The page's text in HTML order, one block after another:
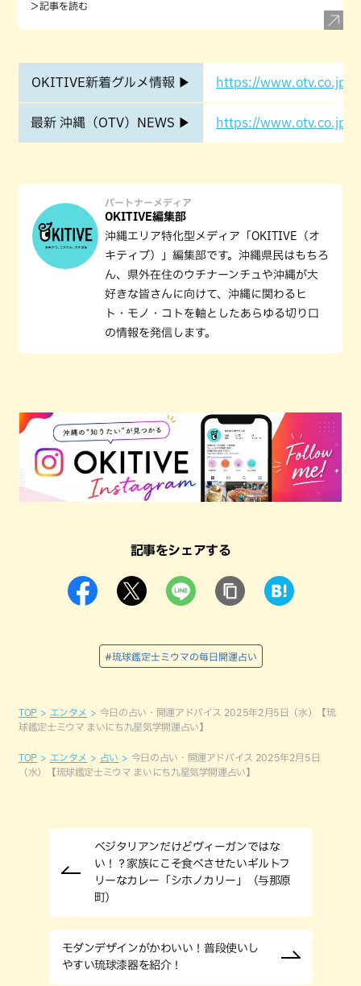
＞記事を読む
OKITIVE新着グルメ情報 ▶ https://www.otv.co.jp/
最新 沖縄（OTV）NEWS ▶ https://www.otv.co.jp/
パートナーメディア
OKITIVE編集部
沖縄エリア特化型メディア「OKITIVE（オ
キティブ）」編集部です。沖縄県民はもちろ
ん、県外在住のウチナーンチュや沖縄が大
好きな皆さんに向けて、沖縄に関わるヒ
ト・モノ・コトを軸としたあらゆる切り口
の情報を発信します。
記事をシェアする
#琉球鑑定士ミウマの毎日開運占い
TOP エンタメ
今日の占い・開運アドバイス 2025年2月5日（水）【琉
球鑑定士ミウマ まいにち九星気学開運占い】
TOP エンタメ 占い
今日の占い・開運アドバイス 2025年2月5日
（水）【琉球鑑定士ミウマ まいにち九星気学開運占い】
ベジタリアンだけどヴィーガンではな
い！？家族にこそ食べさせたいギルトフ
リーなカレー「シホノカリー」（与那原
町）
モダンデザインがかわいい！普段使いし
やすい琉球漆器を紹介！